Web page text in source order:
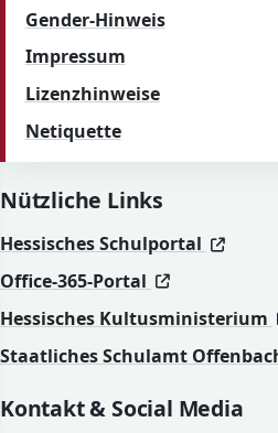
Gender-Hinweis
Impressum
Lizenzhinweise
Netiquette
Nützliche Links
Hessisches Schulportal
Office-365-Portal
(öffnet in
(öffnet in
Hessisches Kultusministerium
Staatliches Schulamt
Kontakt & Social Media